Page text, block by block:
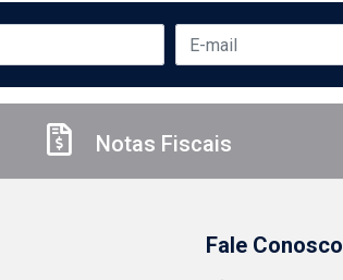
Notas Fiscais
Fale Conosco